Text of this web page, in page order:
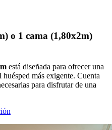
o 1 cama (1,80x2m)
está diseñada para ofrecer una
más exigente. Cuenta
para disfrutar de una